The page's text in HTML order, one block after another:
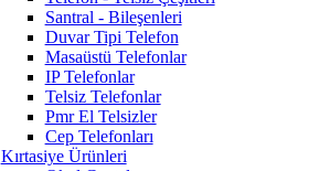
Santral - Bileşenleri
Duvar Tipi Telefon
Masaüstü Telefonlar
IP Telefonlar
Telsiz Telefonlar
Pmr El Telsizler
Cep Telefonları
Kırtasiye Ürünleri